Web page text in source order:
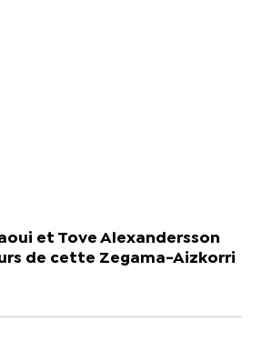
et Tove Alexandersson
de cette Zegama-Aizkorri